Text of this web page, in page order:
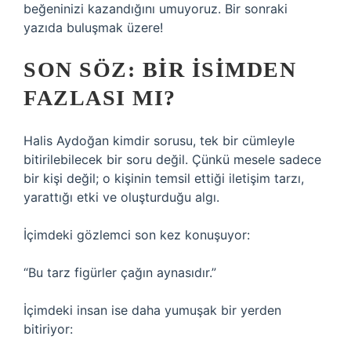
beğeninizi kazandığını umuyoruz. Bir sonraki
yazıda buluşmak üzere!
SON SÖZ: BIR İSIMDEN
FAZLASI MI?
Halis Aydoğan kimdir sorusu, tek bir cümleyle
bitirilebilecek bir soru değil. Çünkü mesele sadece
bir kişi değil; o kişinin temsil ettiği iletişim tarzı,
yarattığı etki ve oluşturduğu algı.
İçimdeki gözlemci son kez konuşuyor:
“Bu tarz figürler çağın aynasıdır.”
İçimdeki insan ise daha yumuşak bir yerden
bitiriyor: